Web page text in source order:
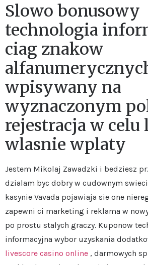
Slowo bonusowy
technologia
ciag znakow
wpisywany na
wyznaczonym
rejestracja w celu
wlasnie wplaty
Jestem Mikolaj Zawadzki i bedziesz
dzialam byc dobry w cudownym
kasynie Vavada pojawiaja sie one
zapewni ci marketing i reklama w
po prostu stalych graczy. Kuponow
informacyjna wybor uzyskania
livescore casino online , darmowych